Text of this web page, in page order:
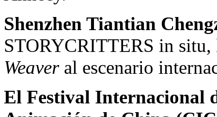
Shenzhen Tiantian
STORYCRITTERS in
Weaveral escenario
El Festival Internacional